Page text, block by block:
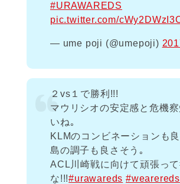
#URAWAREDS
pic.twitter.com/
— ume poji (@umepoji)
２vs１で勝利!!!
マウリシオの安定感と危機
いね｡
KLMのコンビネーションも
島の調子も良さそう｡
ACL川崎戦に向けて頑張っ
な!!!#urawareds #wearereds